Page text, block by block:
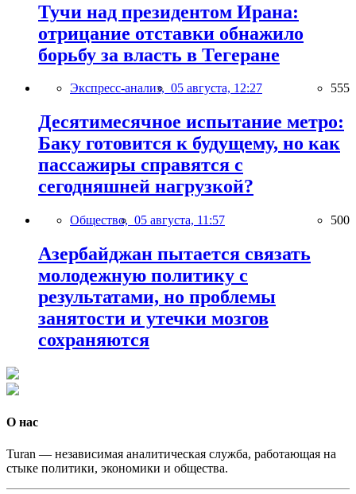
Тучи над президентом Ирана:
отрицание отставки обнажило
борьбу за власть в Тегеране
Экспресс-анализ, 05 августа, 12:27 555
Десятимесячное испытание метро:
Баку готовится к будущему, но как
пассажиры справятся с
сегодняшней нагрузкой?
Общество, 05 августа, 11:57 500
Азербайджан пытается связать
молодежную политику с
результатами, но проблемы
занятости и утечки мозгов
сохраняются
О нас
Turan — независимая аналитическая служба, работающая на
стыке политики, экономики и общества.